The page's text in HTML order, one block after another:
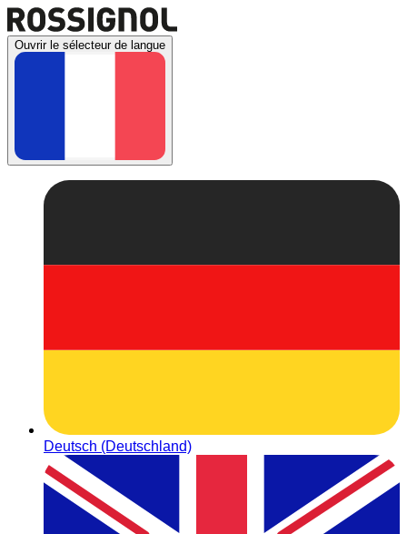
Ouvrir le sélecteur de langue
Deutsch (Deutschland)